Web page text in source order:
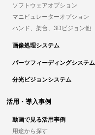
ソフトウェアオプション
マニピュレーターオプション
ハンド、架台、3Dビジョン他
画像処理システム
パーツフィーディングシステム
分光ビジョンシステム
活用・導入事例
動画で見る活用事例
用途から探す